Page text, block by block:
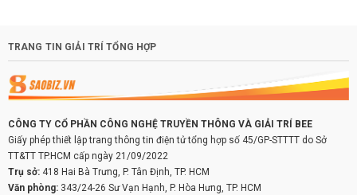
TRANG TIN GIẢI TRÍ TỔNG HỢP
CÔNG TY CỔ PHẦN CÔNG NGHỆ TRUYỀN THÔNG VÀ GIẢI TRÍ BEE
Giấy phép thiết lập trang thông tin điện tử tổng hợp số 45/GP-STTTT do Sở
TT&TT TP.HCM cấp ngày 21/09/2022
Trụ sở: 418 Hai Bà Trưng, P. Tân Định, TP. HCM
Văn phòng: 343/24-26 Sư Vạn Hạnh, P. Hòa Hưng, TP. HCM